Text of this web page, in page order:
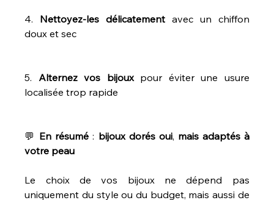
4. Nettoyez-les délicatement avec un chiffon
doux et sec
5. Alternez vos bijoux pour éviter une usure
localisée trop rapide
💬 En résumé : bijoux dorés oui, mais adaptés à
votre peau
Le choix de vos bijoux ne dépend pas